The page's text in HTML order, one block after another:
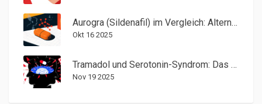
Aurogra (Sildenafil) im Vergleich: Alternativen, Wirkungsdauer & Kosten
Okt 16 2025
Tramadol und Serotonin-Syndrom: Das atypische Opioid-Risiko
Nov 19 2025